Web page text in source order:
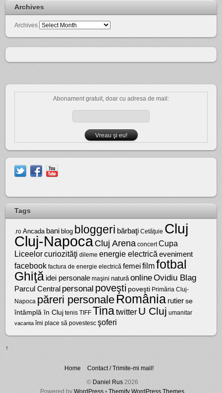
Archives
Archives
Abonament gratuit, doar cu adresa de mail:
Tags
.ro Ancada bani blog bloggeri bărbaţi Cetăţuie Cluj
Cluj-NapocaCluj Arena concert Cupa
Liceelorcuriozităţi dileme energie electrică eveniment
facebook factura de energie electrică femei filmfotbal
Ghiţă idei personale maşini natură onlineOvidiu Blag
Parcul Central personal poveşti poveşti Primăria Cluj-
Napoca păreri personale România rutier se
întâmplă în Cluj tenis TIFF Tinatwitter U Cluj umanitar
vacanta îmi place să povestesc şoferi
↑
Home Contact / Trimite-mi mail!
© Daniel Rus2026
Powered by WordPress • Themify WordPress Themes